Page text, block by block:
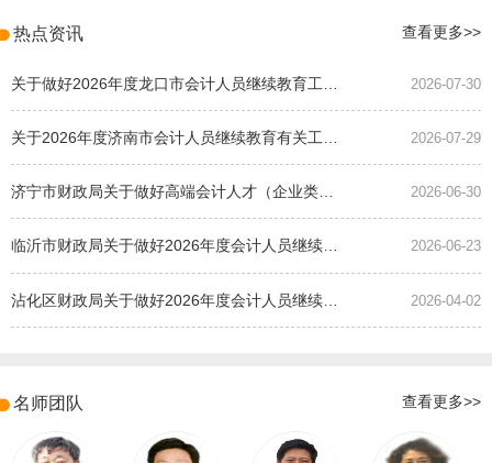
热点资讯 查看更多>>
2026-07-30
2026-07-29
济宁市财政局关于做好高端会计人才（企业类）培养班选拔工作的通知 2026-06-30
临沂市财政局关于做好2026年度会计人员继续教育有关工作的通知 2026-06-23
2026-04-02
名师团队 查看更多>>